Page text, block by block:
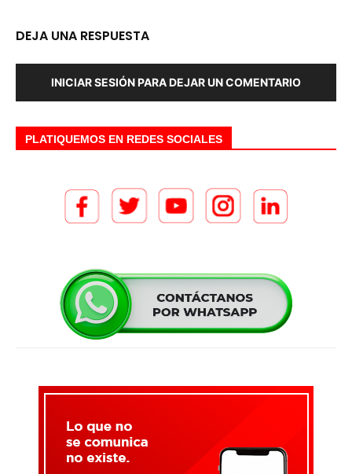
DEJA UNA RESPUESTA
INICIAR SESIÓN PARA DEJAR UN COMENTARIO
PLATIQUEMOS EN REDES SOCIALES